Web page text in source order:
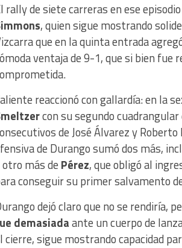
rally de siete carreras en ese
, quien sigue mostrando
que en la quinta entrada
ventaja de 9-1, que si bien fue
reaccionó con gallardía: en la
con su segundo
de José Álvarez y
de Durango sumó dos más,
más de Pérez, que obligó al
conseguir su primer salvamento
dejó claro que no se rendiría,
demasiadaante un cuerpo de
cierre, sigue mostrando capacidad